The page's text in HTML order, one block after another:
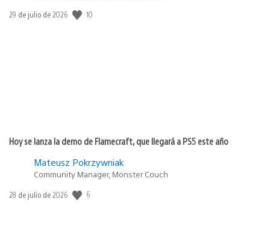
Fecha
29 de julio de 2026 10
Hoy se lanza la demo de Flamecraft, que llegará a PS5 este año
Mateusz Pokrzywniak
Community Manager, Monster Couch
Fecha
28 de julio de 2026 6